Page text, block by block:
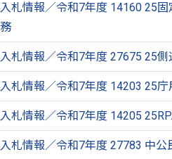
入札情報／令和7年度 14160 25
務
入札情報／令和7年度 27675 25
入札情報／令和7年度 14203 25
入札情報／令和7年度 14205
入札情報／令和7年度 27783 中公